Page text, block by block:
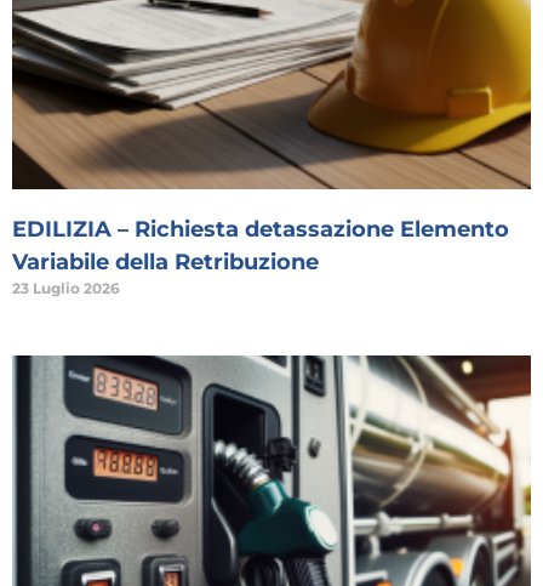
EDILIZIA – Richiesta detassazione Elemento
Variabile della Retribuzione
23 Luglio 2026